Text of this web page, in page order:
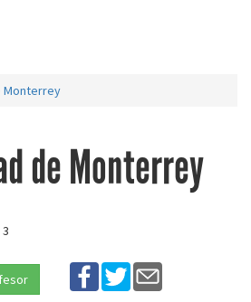
Monterrey
de Monterrey